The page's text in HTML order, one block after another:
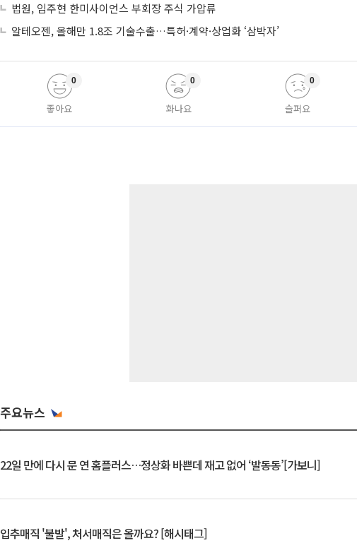
법원, 임주현 한미사이언스 부회장 주식 가압류
알테오젠, 올해만 1.8조 기술수출…특허·계약·상업화 ‘삼박자’
좋아요
0
화나요
0
슬퍼요
0
주요뉴스
22일 만에 다시 문 연 홈플러스…정상화 바쁜데 재고 없어 ‘발동동’[가보니]
입추매직 '불발', 처서매직은 올까요? [해시태그]